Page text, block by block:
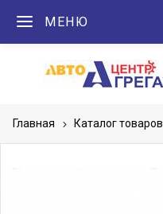
МЕНЮ
Главная Каталог товаров